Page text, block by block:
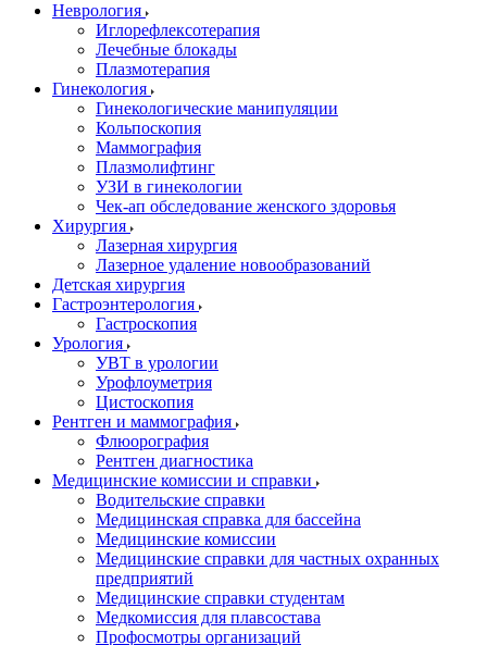
Неврология
Иглорефлексотерапия
Лечебные блокады
Плазмотерапия
Гинекология
Гинекологические манипуляции
Кольпоскопия
Маммография
Плазмолифтинг
УЗИ в гинекологии
Чек-ап обследование женского здоровья
Хирургия
Лазерная хирургия
Лазерное удаление новообразований
Детская хирургия
Гастроэнтерология
Гастроскопия
Урология
УВТ в урологии
Урофлоуметрия
Цистоскопия
Рентген и маммография
Флюорография
Рентген диагностика
Медицинские комиссии и справки
Водительские справки
Медицинская справка для бассейна
Медицинские комиссии
Медицинские справки для частных охранных
предприятий
Медицинские справки студентам
Медкомиссия для плавсостава
Профосмотры организаций